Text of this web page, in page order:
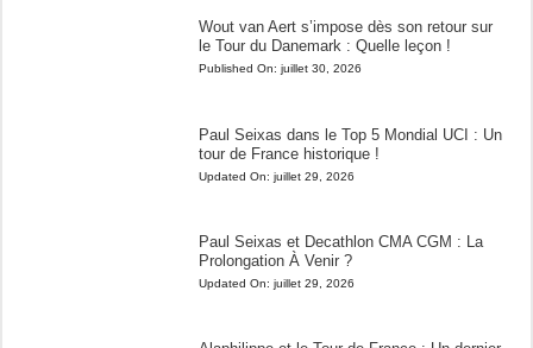
Wout van Aert s’impose dès son retour sur
le Tour du Danemark : Quelle leçon !
Published On: juillet 30, 2026
Paul Seixas dans le Top 5 Mondial UCI : Un
tour de France historique !
Updated On: juillet 29, 2026
Paul Seixas et Decathlon CMA CGM : La
Prolongation À Venir ?
Updated On: juillet 29, 2026